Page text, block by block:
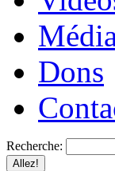
Dons
Recherche: